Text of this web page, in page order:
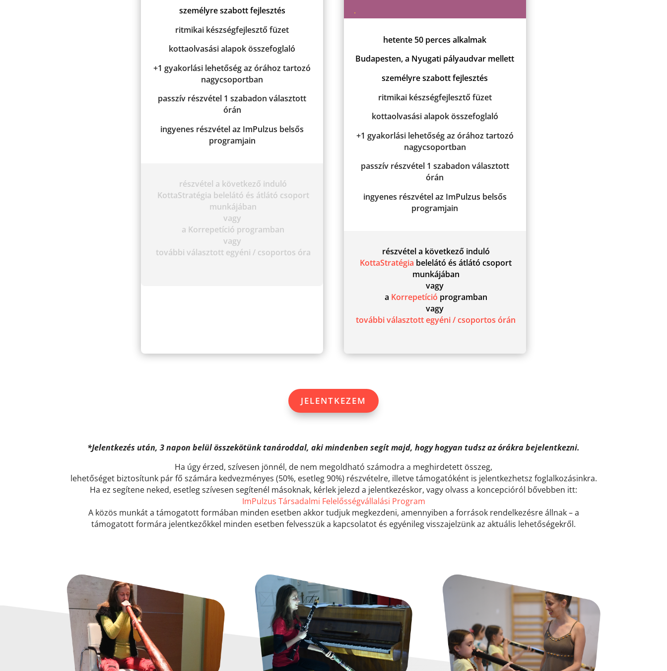
személyre szabott fejlesztés
ritmikai készségfejlesztő füzet
kottaolvasási alapok összefoglaló
+1 gyakorlási lehetőség az órához tartozó
nagycsoportban
passzív részvétel 1 szabadon választott
órán
ingyenes részvétel az ImPulzus belsős
programjain
részvétel a következő induló
KottaStratégia belelátó és átlátó csoport
munkájában
vagy
a Korrepetíció programban
vagy
további választottegyéni / csoportos óra
.
hetente 50 perces alkalmak
Budapesten, a Nyugati pályaudvar mellett
személyre szabott fejlesztés
ritmikai készségfejlesztő füzet
kottaolvasási alapok összefoglaló
+1 gyakorlási lehetőség az órához tartozó
nagycsoportban
passzív részvétel 1 szabadon választott
órán
ingyenes részvétel az ImPulzus belsős
programjain
részvétel a következő induló
KottaStratégia belelátó és átlátó csoport
munkájában
vagy
a Korrepetíció programban
vagy
további választottegyéni / csoportos órán
JELENTKEZEM
*Jelentkezés után, 3 napon belül összekötünk tanároddal, aki mindenben segít majd, hogy hogyan tudsz az órákra bejelentkezni.
Ha úgy érzed, szívesen jönnél, de nem megoldható számodra a meghirdetett összeg,
lehetőséget biztosítunk pár fő számára kedvezményes (50%, esetleg 90%) részvételre, illetve támogatóként is jelentkezhetsz foglalkozásinkra.
Ha ez segítene neked, esetleg szívesen segítenél másoknak, kérlek jelezd a jelentkezéskor, vagy olvass a koncepcióról bővebben itt:
ImPulzus Társadalmi Felelősségvállalási Program
A közös munkát a támogatott formában minden esetben akkor tudjuk megkezdeni, amennyiben a források rendelkezésre állnak – a
támogatott formára jelentkezőkkel minden esetben felvesszük a kapcsolatot és egyénileg visszajelzünk az aktuális lehetőségekről.